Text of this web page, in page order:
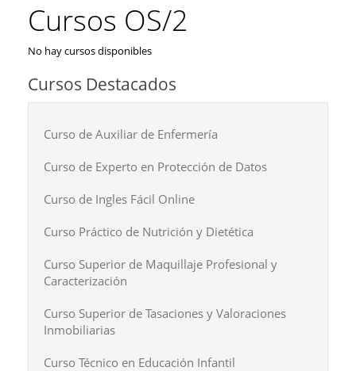
Cursos OS/2
No hay cursos disponibles
Cursos Destacados
Curso de Auxiliar de Enfermería
Curso de Experto en Protección de Datos
Curso de Ingles Fácil Online
Curso Práctico de Nutrición y Dietética
Curso Superior de Maquillaje Profesional y
Caracterización
Curso Superior de Tasaciones y Valoraciones
Inmobiliarias
Curso Técnico en Educación Infantil